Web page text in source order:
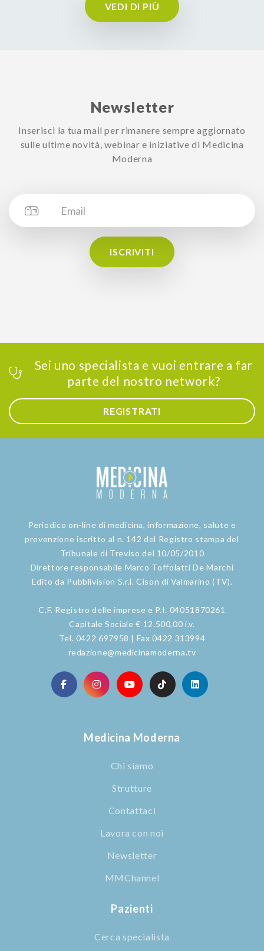
VEDI DI PIÙ
Newsletter
Inserisci la tua mail per rimanere sempre aggiornato
sulle ultime novità, webinar e iniziative di Medicina
Moderna
ISCRIVITI
Sei uno specialista e vuoi entrare a far
parte del nostro network?
REGISTRATI
Periodico on-line di medicina, informazione, salute e
prevenzione iscritto al n. 142 del Registro stampa del
Tribunale di Treviso del 10/05/2010
Direttore responsabile Marco Toffolatti De Marchi
Edito da Pubblivision S.r.l. Cison di Valmarino (TV).
C.F. Registro delle imprese e P.I. 04051870261
Capitale Sociale € 12.500,00 i.v.
Tel. 0422 697958 | Fax 0422 313994
redazione@medicinamoderna.tv
Medicina Moderna
Chi siamo
Strutture
Contattaci
Lavora con noi
Newsletter
MMChannel
Pazienti
Cerca specialista